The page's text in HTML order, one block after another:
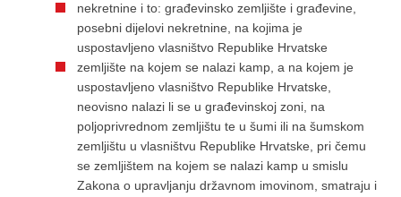
nekretnine i to: građevinsko zemljište i građevine,
posebni dijelovi nekretnine, na kojima je
uspostavljeno vlasništvo Republike Hrvatske
zemljište na kojem se nalazi kamp, a na kojem je
uspostavljeno vlasništvo Republike Hrvatske,
neovisno nalazi li se u građevinskoj zoni, na
poljoprivrednom zemljištu te u šumi ili na šumskom
zemljištu u vlasništvu Republike Hrvatske, pri čemu
se zemljištem na kojem se nalazi kamp u smislu
Zakona o upravljanju državnom imovinom, smatraju i